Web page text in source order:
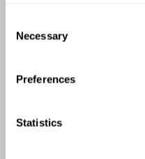
Selection
Necessary
Preferences
Statistics